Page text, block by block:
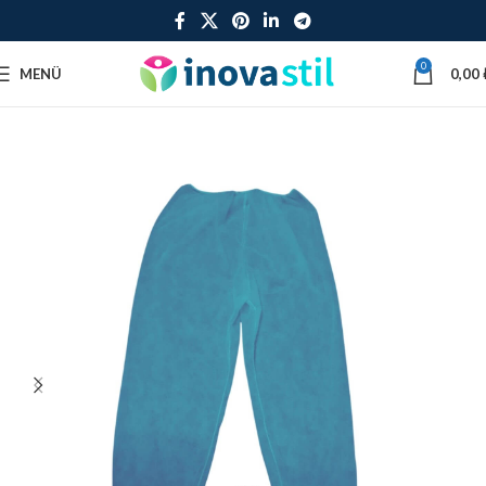
MENÜ 0 0,00
Tek Kullanımlık Pantolon